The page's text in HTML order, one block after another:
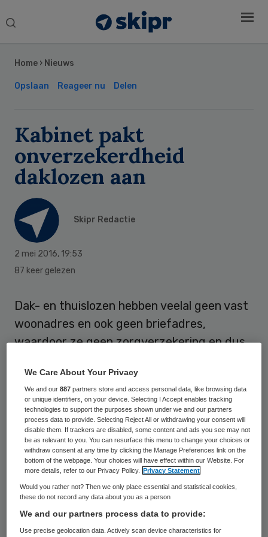
Search
Home › Nieuws
Opslaan Reageer nu Delen
Kabinet pakt
onverzekerdheid
daklozen aan
Skipr Redactie
2 mei 2016, 19:53
87 keer gelezen
Dak- en thuislozen hebben veelal geen vast
woonadres en ook geen briefadres,
waardoor ze geen zorgverzekering en dus
heeft daarom met gemeenten afgesproken
om deze mensen op te sporen en ze een
briefadres te geven. Dat maakten ministers
Edith Schippers (Volksgezondheid) en Ard
van der Steur (Veiligheid en Justitie)
maandag bekend.
Van der Steur belooft ervoor te zorgen dat
geen gedetineerde verzekeringsplichtige
zonder zorgverzekering de gevangenis
Sidebar
We Care About Your Privacy
We and our887 partners store and access personal data, like browsing data
or unique identifiers, on your device. Selecting I Accept enables tracking
technologies to support the purposes shown under we and our partners
process data to provide. Selecting Reject All or withdrawing your consent will
disable them. If trackers are disabled, some content and ads you see may not
be as relevant to you. You can resurface this menu to change your choices or
withdraw consent at any time by clicking the Manage Preferences link on the
bottom of the webpage. Your choices will have effect within our Website. For
more details, refer to our Privacy Policy.
Privacy Statement
Would you rather not? Then we only place essential and statistical cookies,
these do not record any data about you as a person
We and our partners process data to provide:
Use precise geolocation data. Actively scan device characteristics for